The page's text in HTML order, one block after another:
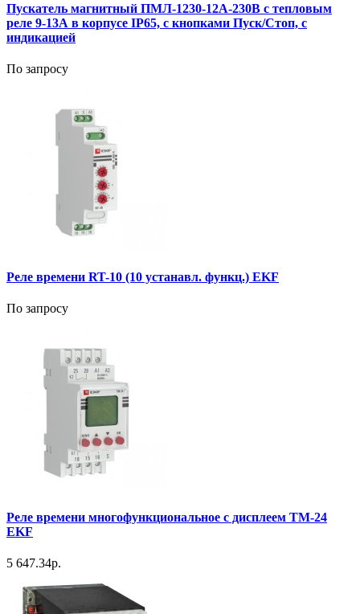
Пускатель магнитный ПМЛ-1230-12А-230В с тепловым
реле 9-13А в корпусе IP65, с кнопками Пуск/Стоп, с
индикацией
По запросу
Реле времени RT-10 (10 устанавл. функц.) EKF
По запросу
Реле времени многофункциональное с дисплеем ТМ-24
EKF
5 647.34р.